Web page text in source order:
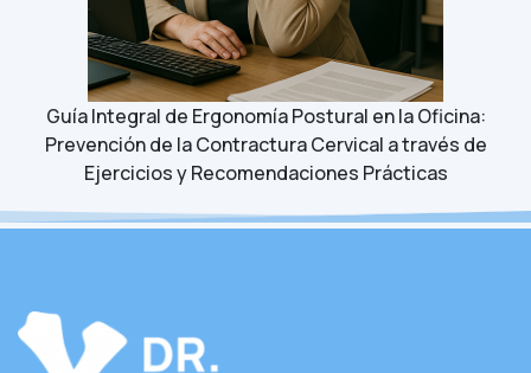
Guía Integral de Ergonomía Postural en la Oficina:
Prevención de la Contractura Cervical a través de
Ejercicios y Recomendaciones Prácticas